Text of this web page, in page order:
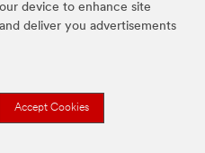
device to enhance site
deliver you advertisements
Accept Cookies
zijn handelsmerken van 3M.